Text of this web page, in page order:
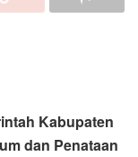
Kabupaten
dan Penataan